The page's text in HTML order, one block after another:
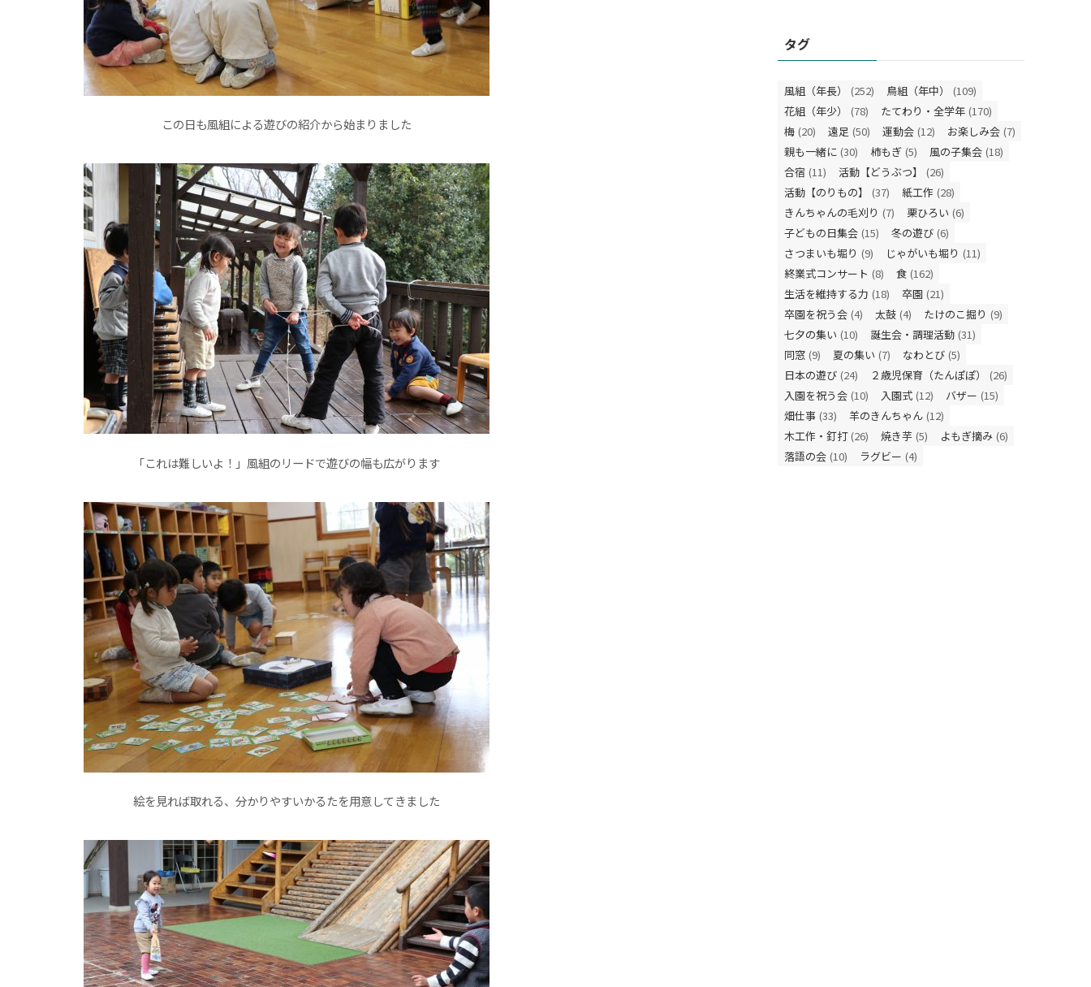
この日も風組による遊びの紹介から始まりました
「これは難しいよ！」風組のリードで遊びの幅も広がります
絵を見れば取れる、分かりやすいかるたを用意してきました
タグ
風組（年長） (252) 鳥組（年中）
(109)
花組（年少）
(78) たてわり・全学年 (170)
梅 (20) 遠足 (50) 運動会 (12) お楽しみ会 (7)
親も一緒に (30) 柿もぎ (5) 風の子集会 (18)
合宿 (11) 活動【どうぶつ】
(26)
活動【のりもの】
(37) 紙工作 (28)
きんちゃんの毛刈り (7) 栗ひろい (6)
子どもの日集会 (15) 冬の遊び (6)
さつまいも堀り (9) じゃがいも堀り (11)
終業式コンサート (8) 食 (162)
生活を維持する力 (18) 卒園 (21)
卒園を祝う会 (4) 太鼓 (4) たけのこ掘り (9)
七夕の集い (10) 誕生会・調理活動 (31)
同窓 (9) 夏の集い (7) なわとび (5)
日本の遊び (24) ２歳児保育（たんぽぽ）
(26)
入園を祝う会 (10) 入園式 (12) バザー (15)
畑仕事 (33) 羊のきんちゃん (12)
木工作・釘打 (26) 焼き芋 (5) よもぎ摘み (6)
落語の会 (10) ラグビー (4)